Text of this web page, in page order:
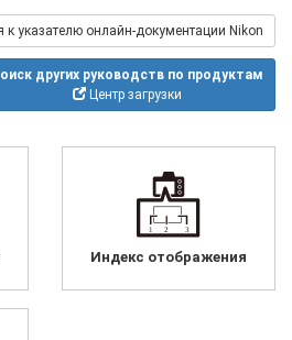
к указателю онлайн-документации Nikon
других руководств по продуктам
Центр загрузки
Индекс отображения